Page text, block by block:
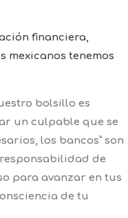
financiera,
mexicanos tenemos
bolsillo es
un culpable que se
los bancos” son
de
para avanzar en tus
de tu